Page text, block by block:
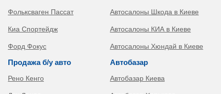
Фольксваген Пассат
Киа Спортейдж
Форд Фокус
Продажа б/у авто
Рено Кенго
Автосалоны Шкода в Киеве
Автосалоны КИА в Киеве
Автосалоны Хюндай в Киеве
Автобазар
Автобазар Киева